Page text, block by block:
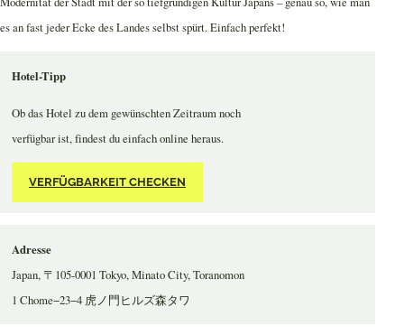
es an fast jeder Ecke des Landes selbst spürt. Einfach perfekt!
Hotel-Tipp
Ob das Hotel zu dem gewünschten Zeitraum noch
verfügbar ist, findest du einfach online heraus.
VERFÜGBARKEIT CHECKEN
Adresse
Japan, 〒105-0001 Tokyo, Minato City, Toranomon
1 Chome−23−4 虎ノ門ヒルズ森タワ